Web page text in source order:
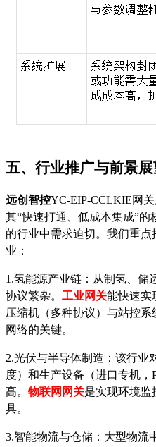
五、行业推广与前景
远创智控YC-EIP-CCLKIE网
其“快速打通、低成本集成”
的行业中需求迫切。我们重
业：
1.氢能源产业链：从制氢、储
协议繁杂。 工业网关能快速实
压缩机（多种协议）与站控
网络的关键。
2.光伏与半导体制造：该行业
度）和生产设备（进口专机
高。 物联网网关是实现环境监
具。
3.智能物流与仓储：大型物流